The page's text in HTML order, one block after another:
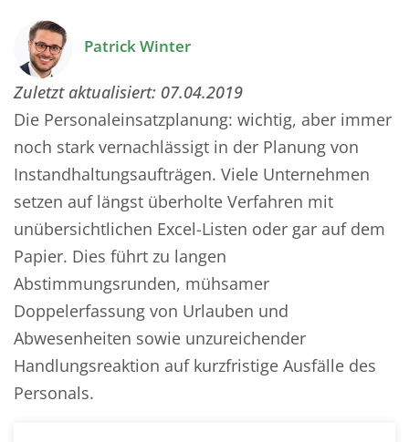
Patrick Winter
Zuletzt aktualisiert: 07.04.2019
Die Personaleinsatzplanung: wichtig, aber immer
noch stark vernachlässigt in der Planung von
Instandhaltungsaufträgen. Viele Unternehmen
setzen auf längst überholte Verfahren mit
unübersichtlichen Excel-Listen oder gar auf dem
Papier. Dies führt zu langen
Abstimmungsrunden, mühsamer
Doppelerfassung von Urlauben und
Abwesenheiten sowie unzureichender
Handlungsreaktion auf kurzfristige Ausfälle des
Personals.